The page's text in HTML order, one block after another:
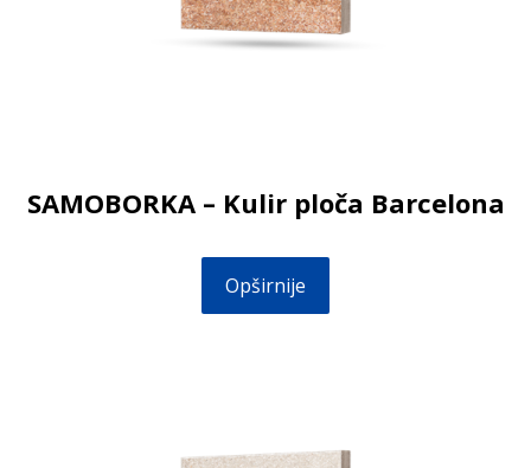
SAMOBORKA – Kulir ploča Barcelona
Opširnije